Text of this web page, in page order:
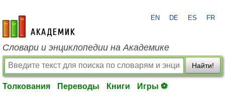
academic.ru
EN DE ES FR
Словари и энциклопедии на Академике
Найти!
Толкования Переводы Книги Игры ⚽